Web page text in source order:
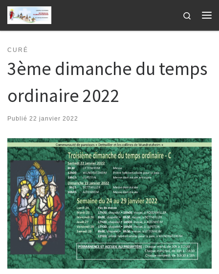
Passer au contenu
Search
CURÉ
3ème dimanche du temps
ordinaire 2022
Publié 22 janvier 2022